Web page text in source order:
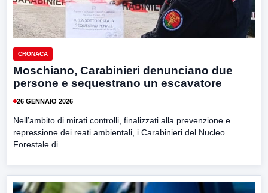
CRONACA
Moschiano, Carabinieri denunciano due
persone e sequestrano un escavatore
26 GENNAIO 2026
Nell’ambito di mirati controlli, finalizzati alla prevenzione e
repressione dei reati ambientali, i Carabinieri del Nucleo
Forestale di...